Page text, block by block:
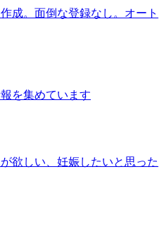
成。面倒な登録なし。オート
を集めています
欲しい、妊娠したいと思った